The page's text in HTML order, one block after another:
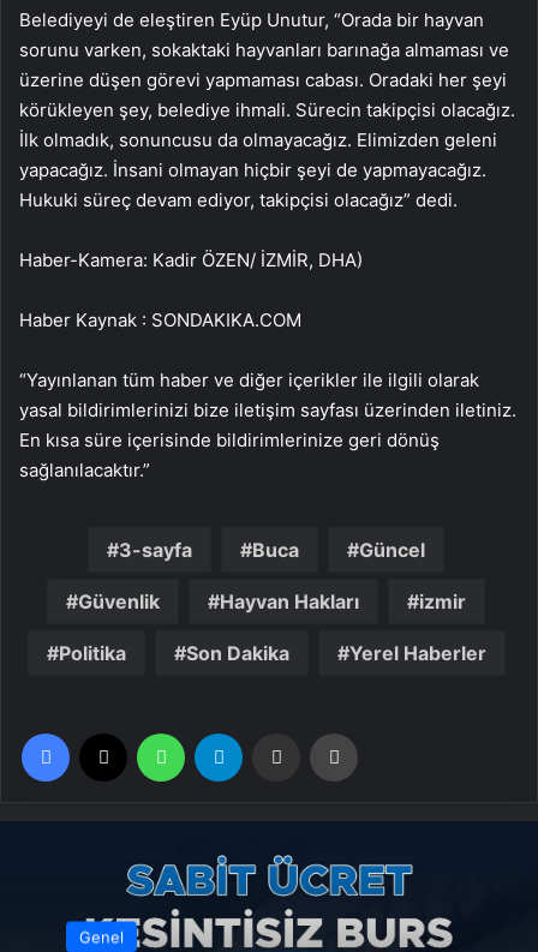
Belediyeyi de eleştiren Eyüp Unutur, “Orada bir hayvan
sorunu varken, sokaktaki hayvanları barınağa almaması ve
üzerine düşen görevi yapmaması cabası. Oradaki her şeyi
körükleyen şey, belediye ihmali. Sürecin takipçisi olacağız.
İlk olmadık, sonuncusu da olmayacağız. Elimizden geleni
yapacağız. İnsani olmayan hiçbir şeyi de yapmayacağız.
Hukuki süreç devam ediyor, takipçisi olacağız” dedi.
Haber-Kamera: Kadir ÖZEN/ İZMİR, DHA)
Haber Kaynak : SONDAKIKA.COM
“Yayınlanan tüm haber ve diğer içerikler ile ilgili olarak
yasal bildirimlerinizi bize iletişim sayfası üzerinden iletiniz.
En kısa süre içerisinde bildirimlerinize geri dönüş
sağlanılacaktır.”
3-sayfa Buca Güncel
Güvenlik Hayvan Hakları izmir
Politika Son Dakika Yerel Haberler
Facebook WhatsApp Email'den paylaş
Genel